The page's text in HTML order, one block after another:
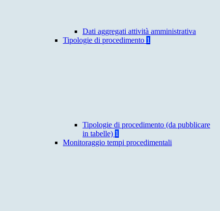
Dati aggregati attività amministrativa
Tipologie di procedimento 1
Tipologie di procedimento (da pubblicare
in tabelle) 1
Monitoraggio tempi procedimentali